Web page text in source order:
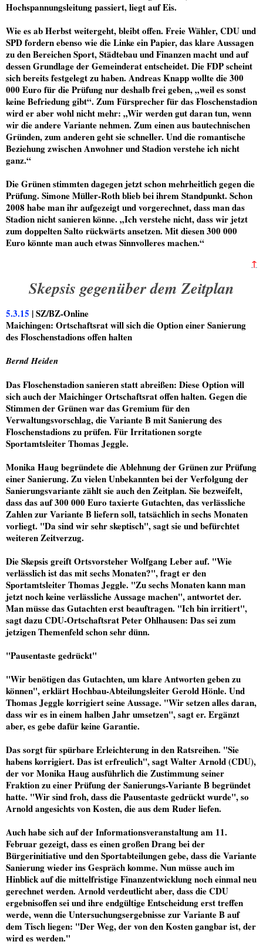
Hochspannungsleitung passiert, liegt auf Eis.
Wie es ab Herbst weitergeht, bleibt offen. Freie Wähler, CDU und
SPD fordern ebenso wie die Linke ein Papier, das klare Aussagen
zu den Bereichen Sport, Städtebau und Finanzen macht und auf
dessen Grundlage der Gemeinderat entscheidet. Die FDP scheint
sich bereits festgelegt zu haben. Andreas Knapp wollte die 300
000 Euro für die Prüfung nur deshalb frei geben, „weil es sonst
keine Befriedung gibt“. Zum Fürsprecher für das Floschenstadion
wird er aber wohl nicht mehr: „Wir werden gut daran tun, wenn
wir die andere Variante nehmen. Zum einen aus bautechnischen
Gründen, zum anderen geht sie schneller. Und die romantische
Beziehung zwischen Anwohner und Stadion verstehe ich nicht
ganz.“
Die Grünen stimmten dagegen jetzt schon mehrheitlich gegen die
Prüfung. Simone Müller-Roth blieb bei ihrem Standpunkt. Schon
2008 habe man ihr aufgezeigt und vorgerechnet, dass man das
Stadion nicht sanieren könne. „Ich verstehe nicht, dass wir jetzt
zum doppelten Salto rückwärts ansetzen. Mit diesen 300 000
Euro könnte man auch etwas Sinnvolleres machen.“
↑
Skepsis gegenüber dem Zeitplan
5.3.15 | SZ/BZ-Online
Maichingen: Ortschaftsrat will sich die Option einer Sanierung
des Floschenstadions offen halten
Bernd Heiden
Das Floschenstadion sanieren statt abreißen: Diese Option will
sich auch der Maichinger Ortschaftsrat offen halten. Gegen die
Stimmen der Grünen war das Gremium für den
Verwaltungsvorschlag, die Variante B mit Sanierung des
Floschenstadions zu prüfen. Für Irritationen sorgte
Sportamtsleiter Thomas Jeggle.
Monika Haug begründete die Ablehnung der Grünen zur Prüfung
einer Sanierung. Zu vielen Unbekannten bei der Verfolgung der
Sanierungsvariante zählt sie auch den Zeitplan. Sie bezweifelt,
dass das auf 300 000 Euro taxierte Gutachten, das verlässliche
Zahlen zur Variante B liefern soll, tatsächlich in sechs Monaten
vorliegt. "Da sind wir sehr skeptisch", sagt sie und befürchtet
weiteren Zeitverzug.
Die Skepsis greift Ortsvorsteher Wolfgang Leber auf. "Wie
verlässlich ist das mit sechs Monaten?", fragt er den
Sportamtsleiter Thomas Jeggle. "Zu sechs Monaten kann man
jetzt noch keine verlässliche Aussage machen", antwortet der.
Man müsse das Gutachten erst beauftragen. "Ich bin irritiert",
sagt dazu CDU-Ortschaftsrat Peter Ohlhausen: Das sei zum
jetzigen Themenfeld schon sehr dünn.
"Pausentaste gedrückt"
"Wir benötigen das Gutachten, um klare Antworten geben zu
können", erklärt Hochbau-Abteilungsleiter Gerold Hönle. Und
Thomas Jeggle korrigiert seine Aussage. "Wir setzen alles daran,
dass wir es in einem halben Jahr umsetzen", sagt er. Ergänzt
aber, es gebe dafür keine Garantie.
Das sorgt für spürbare Erleichterung in den Ratsreihen. "Sie
habens korrigiert. Das ist erfreulich", sagt Walter Arnold (CDU),
der vor Monika Haug ausführlich die Zustimmung seiner
Fraktion zu einer Prüfung der Sanierungs-Variante B begründet
hatte. "Wir sind froh, dass die Pausentaste gedrückt wurde", so
Arnold angesichts von Kosten, die aus dem Ruder liefen.
Auch habe sich auf der Informationsveranstaltung am 11.
Februar gezeigt, dass es einen großen Drang bei der
Bürgerinitiative und den Sportabteilungen gebe, dass die Variante
Sanierung wieder ins Gespräch komme. Nun müsse auch im
Hinblick auf die mittelfristige Finanzentwicklung noch einmal neu
gerechnet werden. Arnold verdeutlicht aber, dass die CDU
ergebnisoffen sei und ihre endgültige Entscheidung erst treffen
werde, wenn die Untersuchungsergebnisse zur Variante B auf
dem Tisch liegen: "Der Weg, der von den Kosten gangbar ist, der
wird es werden."